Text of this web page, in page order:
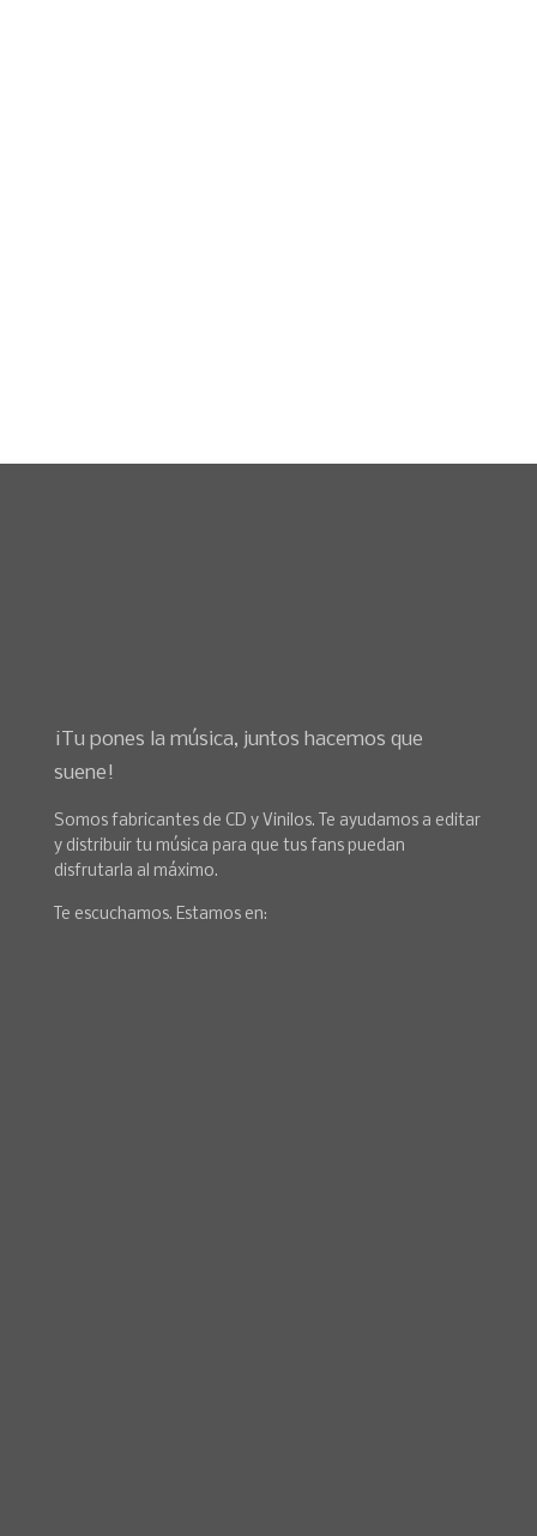
¡Tu pones la música, juntos hacemos que
suene!
Somos fabricantes de CD y Vinilos. Te ayudamos a editar
y distribuir tu música para que tus fans puedan
disfrutarla al máximo.
Te escuchamos. Estamos en: